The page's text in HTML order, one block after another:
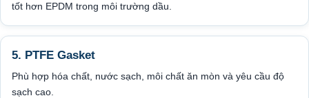
tốt hơn EPDM trong môi trường dầu.
5. PTFE Gasket
Phù hợp hóa chất, nước sạch, môi chất ăn mòn và yêu cầu độ
sạch cao.